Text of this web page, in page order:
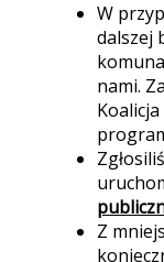
W
dalszej
nami.
Z